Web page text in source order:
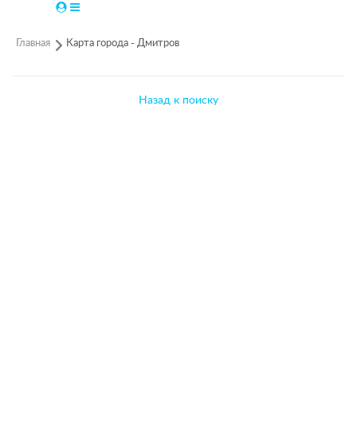
Главная Карта города - Дмитров
Назад к поиску